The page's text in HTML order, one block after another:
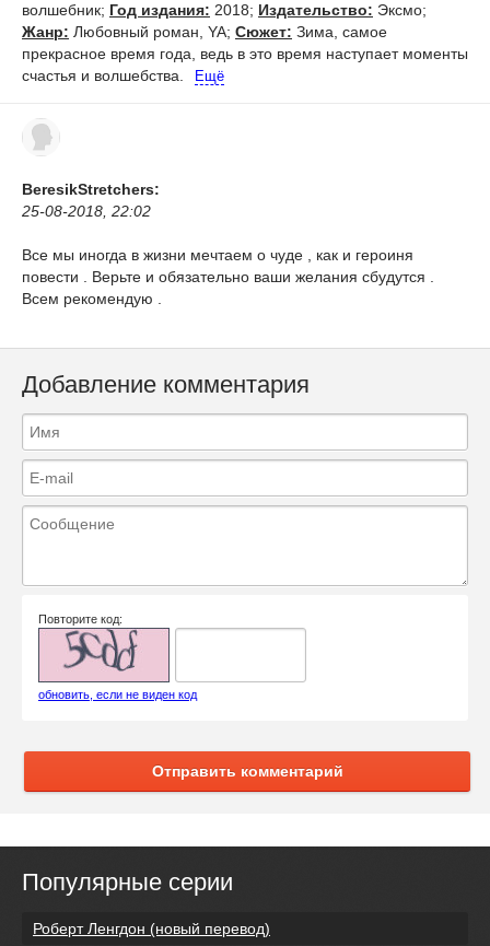
волшебник; Год издания: 2018; Издательство: Эксмо;
Жанр: Любовный роман, YA; Сюжет: Зима, самое
прекрасное время года, ведь в это время наступает моменты
счастья и волшебства.
Ещё
BeresikStretchers:
25-08-2018, 22:02
Все мы иногда в жизни мечтаем о чуде , как и героиня
повести . Верьте и обязательно ваши желания сбудутся .
Всем рекомендую .
Добавление комментария
Повторите код:
обновить, если не виден код
Отправить комментарий
Популярные серии
Роберт Ленгдон (новый перевод)